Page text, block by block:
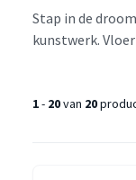
Stap in de
kunstwerk.
1- 20van 20